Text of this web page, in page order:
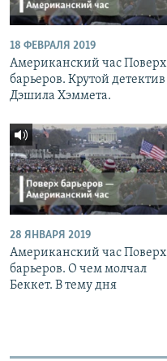
18 ФЕВРАЛЯ 2019
Американский час Поверх
барьеров. Крутой детектив
Дэшила Хэммета.
28 ЯНВАРЯ 2019
Американский час Поверх
барьеров. О чем молчал
Беккет. В тему дня